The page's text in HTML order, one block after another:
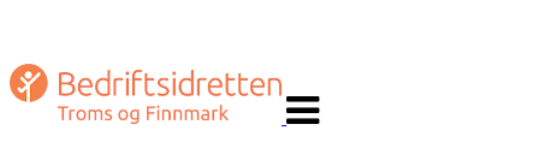
navigasjon